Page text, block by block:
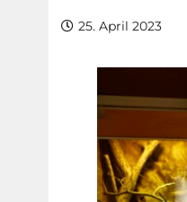
25. April 2023